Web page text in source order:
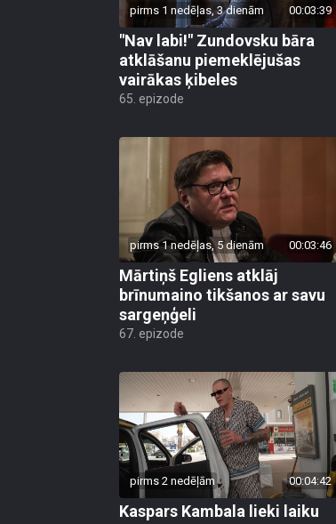
pirms 1 nedēļas, 3 dienām 00:03:39
"Nav labi!" Zundovsku bāra
atklāšanu piemeklējušas
vairākas ķibeles
65. epizode
pirms 1 nedēļas, 5 dienām 00:03:46
Mārtiņš Egliens atklāj
brīnumaino tikšanos ar savu
sargeņģeli
67. epizode
pirms 2 nedēļām 00:04:42
Kaspars Kambala lieki laiku